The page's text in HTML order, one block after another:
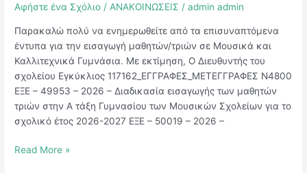
Αφήστε ένα Σχόλιο / ΑΝΑΚΟΙΝΩΣΕΙΣ /admin admin
Παρακαλώ πολύ να ενημερωθείτε από τα επισυναπτόμενα
έντυπα για την εισαγωγή μαθητών/τριών σε Μουσικά και
Καλλιτεχνικά Γυμνάσια. Με εκτίμηση, Ο Διευθυντής του
σχολείου Εγκύκλιος 117162_ΕΓΓΡΑΦΕΣ_ΜΕΤΕΓΓΡΑΦΕΣ Ν4800
ΕΞΕ – 49953 – 2026 – Διαδικασία εισαγωγής των μαθητών
τριών στην Α τάξη Γυμνασίου των Μουσικών Σχολείων για το
σχολικό έτος 2026-2027 ΕΞΕ – 50019 – 2026 –
και
Καλλιτεχνικά
Γυμνάσια
Read More »